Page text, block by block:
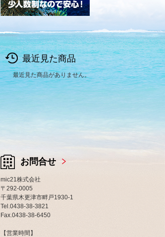
最近見た商品
最近見た商品がありません。
お問合せ
mic21株式会社
〒292-0005
千葉県木更津市畔戸1930-1
Tel.0438-38-3821
Fax.0438-38-6450
【営業時間】